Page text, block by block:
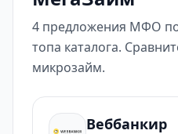
4 предложения МФО
топа каталога.
микрозайм.
Веббанкир